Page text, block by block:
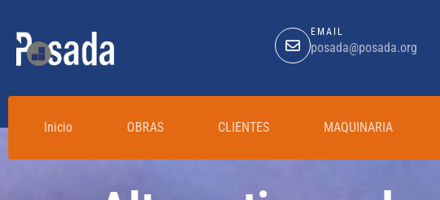
EMAIL
posada@posada.org
Inicio OBRAS CLIENTES MAQUINARIA